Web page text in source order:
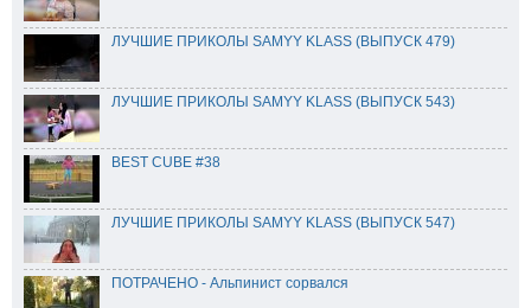
ЛУЧШИЕ ПРИКОЛЫ SAMYY KLASS (ВЫПУСК 479)
ЛУЧШИЕ ПРИКОЛЫ SAMYY KLASS (ВЫПУСК 543)
BEST CUBE #38
ЛУЧШИЕ ПРИКОЛЫ SAMYY KLASS (ВЫПУСК 547)
ПОТРАЧЕНО - Альпинист сорвался